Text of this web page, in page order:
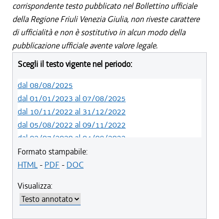
corrispondente testo pubblicato nel Bollettino ufficiale
della Regione Friuli Venezia Giulia, non riveste carattere
di ufficialità e non è sostitutivo in alcun modo della
pubblicazione ufficiale avente valore legale.
Scegli il testo vigente nel periodo:
dal 08/08/2025
dal 01/01/2023 al 07/08/2025
dal 10/11/2022 al 31/12/2022
dal 05/08/2022 al 09/11/2022
dal 02/07/2020 al 04/08/2022
dal 07/11/2019 al 01/07/2020
Formato stampabile:
HTML- PDF - DOC
Visualizza: